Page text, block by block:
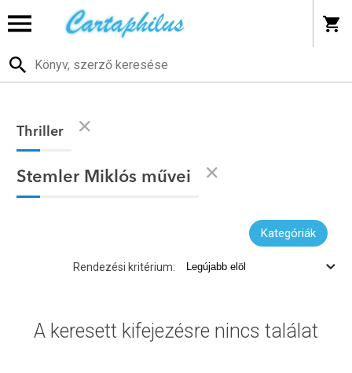
Thriller
Stemler Miklós művei
Kategóriák
Rendezési kritérium:
A keresett kifejezésre nincs találat